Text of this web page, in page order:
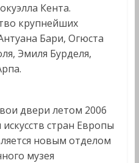
Кента.
крупнейших
Бари, Огюста
Эмиля Бурделя,
двери летом 2006
искусств стран Европы
новым отделом
музея